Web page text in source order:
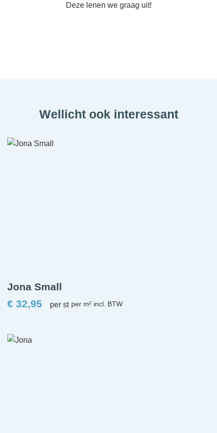
Deze lenen we graag uit!
Wellicht ook interessant
Jona Small
€ 32,95 per st